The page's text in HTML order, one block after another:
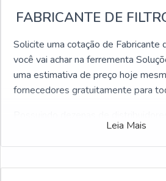
FABRICANTE DE
Solicite uma cotação de Fabricante
você vai achar na ferrementa
uma estimativa de preço hoje
fornecedores gratuitamente para
Industriais é a plataforma B2B mais
industrial. Para receber um
Leia Mais